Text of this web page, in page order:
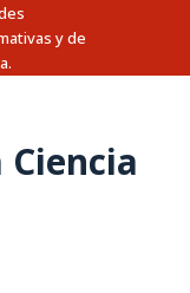
y de